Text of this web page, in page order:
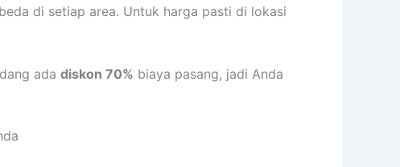
di setiap area. Untuk harga pasti di lokasi
ada diskon 70% biaya pasang, jadi Anda